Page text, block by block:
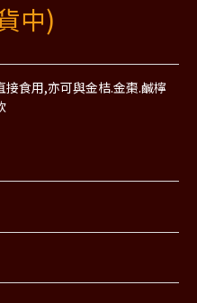
中)
食用,亦可與金桔.金棗.鹹檸